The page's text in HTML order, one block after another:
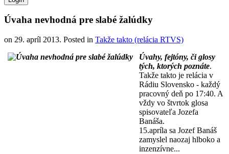
Úvaha nevhodná pre slabé žalúdky
on 29. apríl 2013. Posted in Takže takto (relácia RTVS)
Úvahy, fejtóny, či glosy
tých, ktorých poznáte.
Takže takto je relácia v
Rádiu Slovensko - každý
pracovný deň po 17:40. A
vždy vo štvrtok glosa
spisovateľa Jozefa
Banáša.
15.apríla sa Jozef Banáš
zamyslel naozaj hlboko a
inzenzívne...